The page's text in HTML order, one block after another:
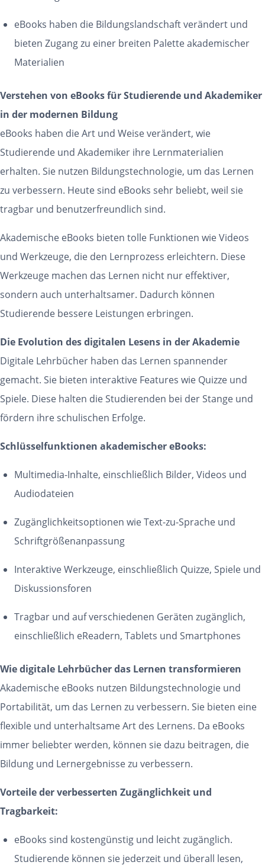
eBooks haben die Bildungslandschaft verändert und
bieten Zugang zu einer breiten Palette akademischer
Materialien
Verstehen von eBooks für Studierende und Akademiker
in der modernen Bildung
eBooks haben die Art und Weise verändert, wie
Studierende und Akademiker ihre Lernmaterialien
erhalten. Sie nutzen Bildungstechnologie, um das Lernen
zu verbessern. Heute sind eBooks sehr beliebt, weil sie
tragbar und benutzerfreundlich sind.
Akademische eBooks bieten tolle Funktionen wie Videos
und Werkzeuge, die den Lernprozess erleichtern. Diese
Werkzeuge machen das Lernen nicht nur effektiver,
sondern auch unterhaltsamer. Dadurch können
Studierende bessere Leistungen erbringen.
Die Evolution des digitalen Lesens in der Akademie
Digitale Lehrbücher haben das Lernen spannender
gemacht. Sie bieten interaktive Features wie Quizze und
Spiele. Diese halten die Studierenden bei der Stange und
fördern ihre schulischen Erfolge.
Schlüsselfunktionen akademischer eBooks:
Multimedia-Inhalte, einschließlich Bilder, Videos und
Audiodateien
Zugänglichkeitsoptionen wie Text-zu-Sprache und
Schriftgrößenanpassung
Interaktive Werkzeuge, einschließlich Quizze, Spiele und
Diskussionsforen
Tragbar und auf verschiedenen Geräten zugänglich,
einschließlich eReadern, Tablets und Smartphones
Wie digitale Lehrbücher das Lernen transformieren
Akademische eBooks nutzen Bildungstechnologie und
Portabilität, um das Lernen zu verbessern. Sie bieten eine
flexible und unterhaltsame Art des Lernens. Da eBooks
immer beliebter werden, können sie dazu beitragen, die
Bildung und Lernergebnisse zu verbessern.
Vorteile der verbesserten Zugänglichkeit und
Tragbarkeit:
eBooks sind kostengünstig und leicht zugänglich.
Studierende können sie jederzeit und überall lesen,